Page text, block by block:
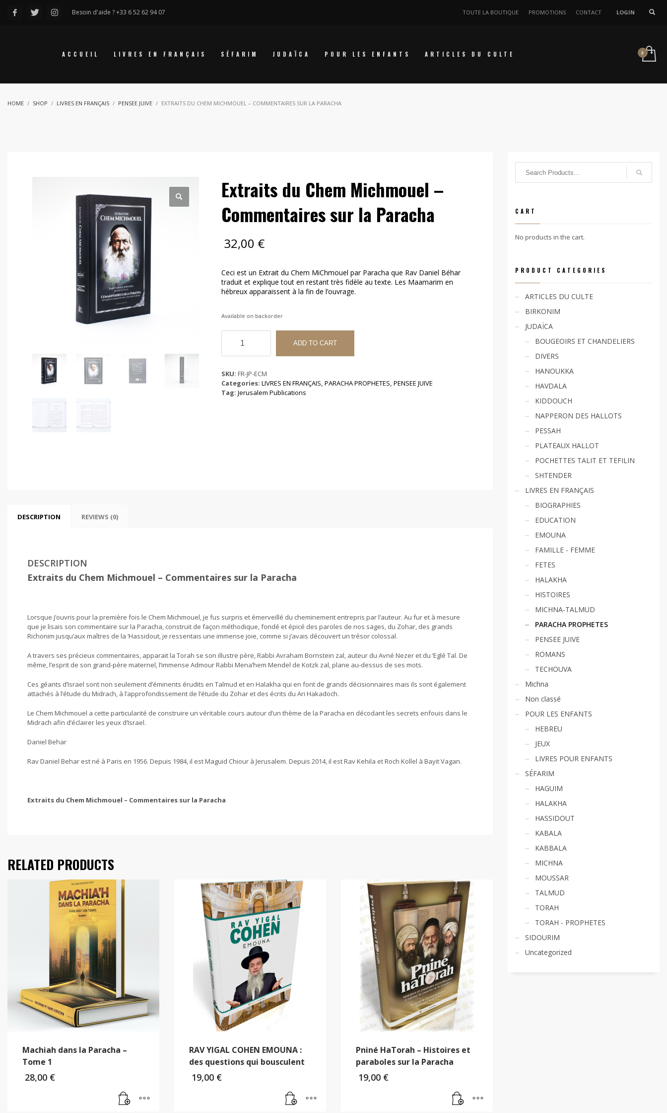
Besoin d'aide ? +33 6 52 62 94 07 TOUTE LA BOUTIQUE PROMOTIONS CONTACT LOGIN
ACCUEIL LIVRES EN FRANÇAIS SÉFARIM JUDAÏCA POUR LES ENFANTS ARTICLES DU CULTE
HOME SHOP LIVRES EN FRANÇAIS PENSEE JUIVE EXTRAITS DU CHEM MICHMOUEL – COMMENTAIRES SUR LA PARACHA
Extraits du Chem Michmouel –
Commentaires sur la Paracha
32,00 €
Ceci est un Extrait du Chem MiChmouel par Paracha que Rav Daniel Béhar
traduit et explique tout en restant très fidèle au texte. Les Maamarim en
hébreux apparaissent à la fin de l’ouvrage.
Available on backorder
Extraits
Chem
-
Commentaires
sur
ADD TO CART
SKU: FR-JP-ECM
Categories: LIVRES EN FRANÇAIS, PARACHA PROPHETES, PENSEE JUIVE
Tag: Jerusalem Publications
DESCRIPTION REVIEWS (0)
DESCRIPTION
Extraits du Chem Michmouel – Commentaires sur la Paracha
Lorsque j’ouvris pour la première fois le Chem Michmouel, je fus surpris et émerveillé du cheminement entrepris par l’auteur. Au fur et à mesure
que je lisais son commentaire sur la Paracha, construit de façon méthodique, fondé et épicé des paroles de nos sages, du Zohar, des grands
Richonim jusqu’aux maîtres de la ‘Hassidout, je ressentais une immense joie, comme si j’avais découvert un trésor colossal.
A travers ses précieux commentaires, apparait la Torah se son illustre père, Rabbi Avraham Bornstein zal, auteur du Avné Nezer et du ‘Eglé Tal. De
même, l’esprit de son grand-père maternel, l’immense Admour Rabbi Mena’hem Mendel de Kotzk zal, plane au-dessus de ses mots.
Ces géants d’Israel sont non seulement d’éminents érudits en Talmud et en Halakha qui en font de grands décisionnaires mais ils sont également
attachés à l’étude du Midrach, à l’approfondissement de l’étude du Zohar et des écrits du Ari Hakadoch.
Le Chem Michmouel a cette particularité de construire un véritable cours autour d’un thème de la Paracha en décodant les secrets enfouis dans le
Midrach afin d’éclairer les yeux d’Israel.
Daniel Behar
Rav Daniel Behar est né à Paris en 1956. Depuis 1984, il est Maguid Chiour à Jerusalem. Depuis 2014, il est Rav Kehila et Roch Kollel à Bayit Vagan.
Extraits du Chem Michmouel – Commentaires sur la Paracha
RELATED PRODUCTS
Machiah dans la Paracha –
Tome 1
28,00 €
RAV YIGAL COHEN EMOUNA :
des questions qui bousculent
19,00 €
Pniné HaTorah – Histoires et
paraboles sur la Paracha
19,00 €
CART
No products in the cart.
PRODUCT CATEGORIES
ARTICLES DU CULTE
BIRKONIM
JUDAÏCA
BOUGEOIRS ET CHANDELIERS
DIVERS
HANOUKKA
HAVDALA
KIDDOUCH
NAPPERON DES HALLOTS
PESSAH
PLATEAUX HALLOT
POCHETTES TALIT ET TEFILIN
SHTENDER
LIVRES EN FRANÇAIS
BIOGRAPHIES
EDUCATION
EMOUNA
FAMILLE - FEMME
FETES
HALAKHA
HISTOIRES
MICHNA-TALMUD
PARACHA PROPHETES
PENSEE JUIVE
ROMANS
TECHOUVA
Michna
Non classé
POUR LES ENFANTS
HEBREU
JEUX
LIVRES POUR ENFANTS
SÉFARIM
HAGUIM
HALAKHA
HASSIDOUT
KABALA
KABBALA
MICHNA
MOUSSAR
TALMUD
TORAH
TORAH - PROPHETES
SIDOURIM
Uncategorized